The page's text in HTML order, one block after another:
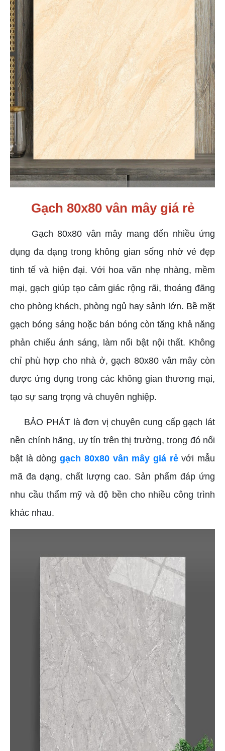
Gạch 80x80 vân mây giá rẻ
Gạch 80x80 vân mây mang đến nhiều ứng
dụng đa dạng trong không gian sống nhờ vẻ đẹp
tinh tế và hiện đại. Với hoa văn nhẹ nhàng, mềm
mại, gạch giúp tạo cảm giác rộng rãi, thoáng đãng
cho phòng khách, phòng ngủ hay sảnh lớn. Bề mặt
gạch bóng sáng hoặc bán bóng còn tăng khả năng
phản chiếu ánh sáng, làm nổi bật nội thất. Không
chỉ phù hợp cho nhà ở, gạch 80x80 vân mây còn
được ứng dụng trong các không gian thương mại,
tạo sự sang trọng và chuyên nghiệp.
BẢO PHÁT là đơn vị chuyên cung cấp gạch lát
nền chính hãng, uy tín trên thị trường, trong đó nổi
bật là dòng gạch 80x80 vân mây giá rẻvới mẫu
mã đa dạng, chất lượng cao. Sản phẩm đáp ứng
nhu cầu thẩm mỹ và độ bền cho nhiều công trình
khác nhau.